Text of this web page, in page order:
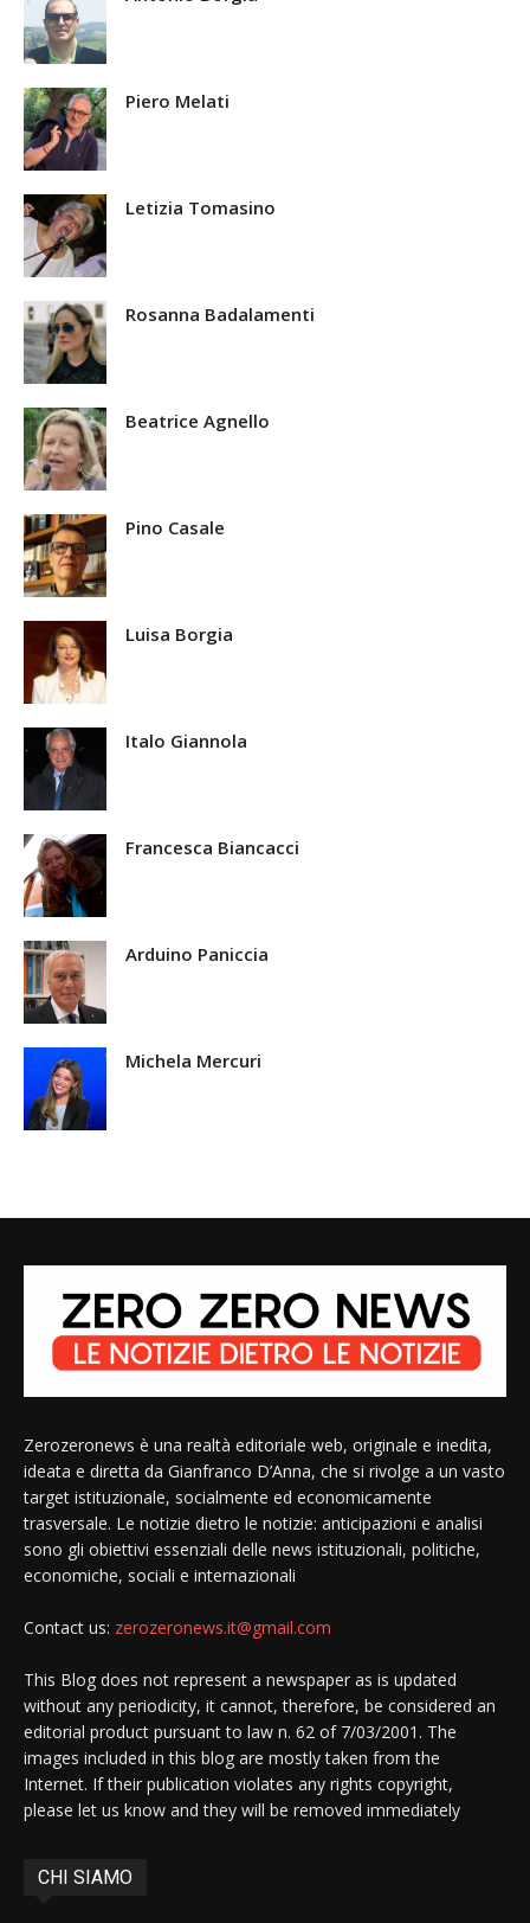
Piero Melati
Letizia Tomasino
Rosanna Badalamenti
Beatrice Agnello
Pino Casale
Luisa Borgia
Italo Giannola
Francesca Biancacci
Arduino Paniccia
Michela Mercuri
Zerozeronews è una realtà editoriale web, originale e inedita,
ideata e diretta da Gianfranco D’Anna, che si rivolge a un vasto
target istituzionale, socialmente ed economicamente
trasversale. Le notizie dietro le notizie: anticipazioni e analisi
sono gli obiettivi essenziali delle news istituzionali, politiche,
economiche, sociali e internazionali
Contact us: zerozeronews.it@gmail.com
This Blog does not represent a newspaper as is updated
without any periodicity, it cannot, therefore, be considered an
editorial product pursuant to law n. 62 of 7/03/2001. The
images included in this blog are mostly taken from the
Internet. If their publication violates any rights copyright,
please let us know and they will be removed immediately
CHI SIAMO